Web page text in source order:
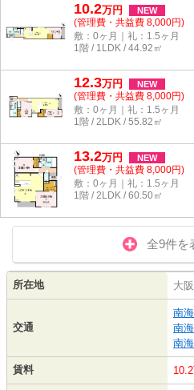
10.2万円 NEW
(管理費・共益費 8,000円)
敷：0ヶ月｜礼：1.5ヶ月
1階 / 1LDK / 44.92㎡
12.3万円 NEW
(管理費・共益費 8,000円)
敷：0ヶ月｜礼：1.5ヶ月
1階 / 2LDK / 55.82㎡
13.2万円 NEW
(管理費・共益費 8,000円)
敷：0ヶ月｜礼：1.5ヶ月
1階 / 2LDK / 60.50㎡
全9件を
所在地 大
交通
南
南
南
賃料